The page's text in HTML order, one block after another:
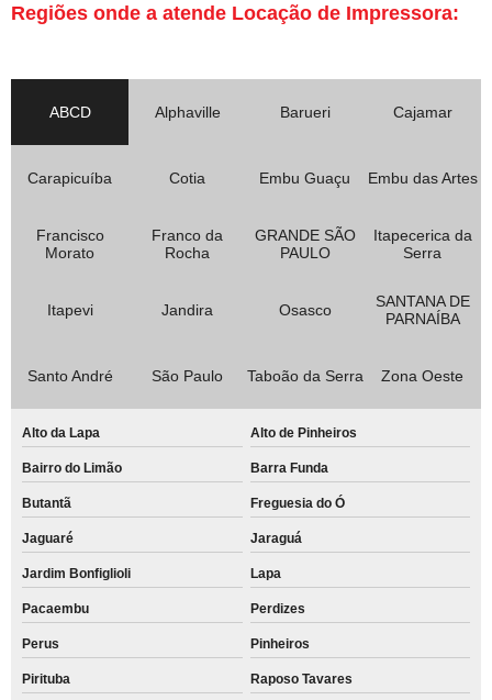
Regiões onde a atende Locação de Impressora:
ABCD Alphaville Barueri Cajamar
Carapicuíba Cotia Embu Guaçu Embu das Artes
Francisco
Morato
Franco da
Rocha
GRANDE SÃO
PAULO
Itapecerica da
Serra
Itapevi Jandira Osasco
SANTANA DE
PARNAÍBA
Santo André São Paulo Taboão da Serra Zona Oeste
Alto da Lapa Alto de Pinheiros
Bairro do Limão Barra Funda
Butantã Freguesia do Ó
Jaguaré Jaraguá
Jardim Bonfiglioli Lapa
Pacaembu Perdizes
Perus Pinheiros
Pirituba Raposo Tavares